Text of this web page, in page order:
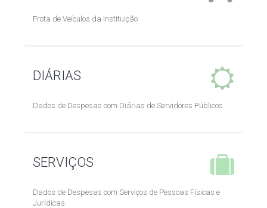
Frota de Veículos da Instituição
DIÁRIAS
Dados de Despesas com Diárias de Servidores Públicos
SERVIÇOS
Dados de Despesas com Serviços de Pessoas Físicas e
Jurídicas.